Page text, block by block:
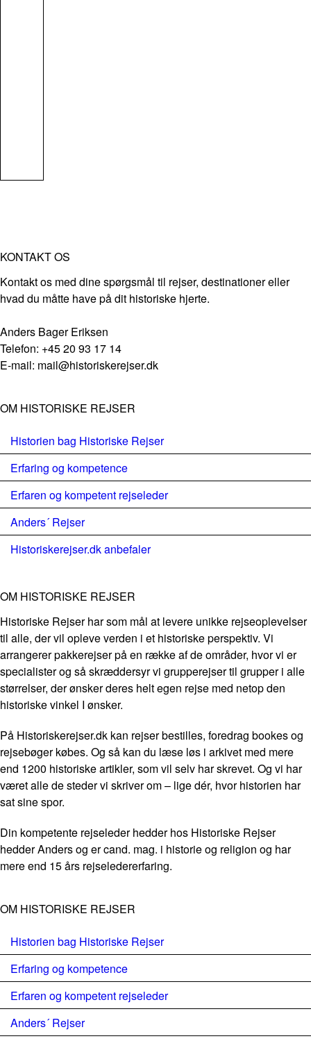
KONTAKT OS
Kontakt os med dine spørgsmål til rejser, destinationer eller
hvad du måtte have på dit historiske hjerte.
Anders Bager Eriksen
Telefon: +45 20 93 17 14
E-mail: mail@historiskerejser.dk
OM HISTORISKE REJSER
Historien bag Historiske Rejser
Erfaring og kompetence
Erfaren og kompetent rejseleder
Anders´ Rejser
Historiskerejser.dk anbefaler
OM HISTORISKE REJSER
Historiske Rejser har som mål at levere unikke rejseoplevelser
til alle, der vil opleve verden i et historiske perspektiv. Vi
arrangerer pakkerejser på en række af de områder, hvor vi er
specialister og så skræddersyr vi grupperejser til grupper i alle
størrelser, der ønsker deres helt egen rejse med netop den
historiske vinkel I ønsker.
På Historiskerejser.dk kan rejser bestilles, foredrag bookes og
rejsebøger købes. Og så kan du læse løs i arkivet med mere
end 1200 historiske artikler, som vil selv har skrevet. Og vi har
været alle de steder vi skriver om – lige dér, hvor historien har
sat sine spor.
Din kompetente rejseleder hedder hos Historiske Rejser
hedder Anders og er cand. mag. i historie og religion og har
mere end 15 års rejseledererfaring.
OM HISTORISKE REJSER
Historien bag Historiske Rejser
Erfaring og kompetence
Erfaren og kompetent rejseleder
Anders´ Rejser